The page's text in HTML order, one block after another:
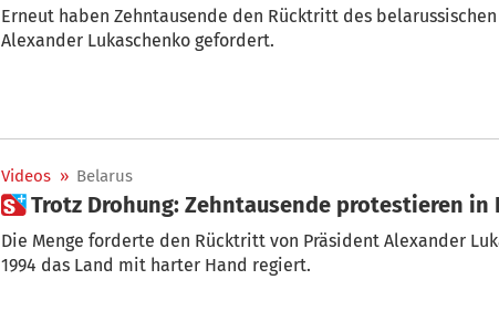
Erneut haben Zehntausende den Rücktritt des
Alexander Lukaschenko gefordert.
Videos » Belarus
 Trotz Drohung: Zehntausende protestieren in
Die Menge forderte den Rücktritt von Präsident Alexander
1994 das Land mit harter Hand regiert.